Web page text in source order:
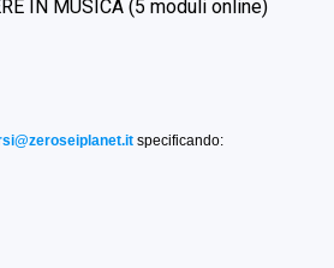
specificando: